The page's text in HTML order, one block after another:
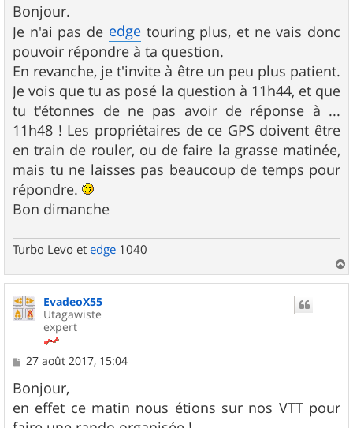
s
s
a
g
e
Bonjour.
Je n'ai pas de edgetouring plus, et ne vais donc
pouvoir répondre à ta question.
En revanche, je t'invite à être un peu plus patient.
Je vois que tu as posé la question à 11h44, et que
tu t'étonnes de ne pas avoir de réponse à ...
11h48 ! Les propriétaires de ce GPS doivent être
en train de rouler, ou de faire la grasse matinée,
mais tu ne laisses pas beaucoup de temps pour
répondre.
Bon dimanche
Turbo Levo et edge 1040
a
EvadeoX55
Utagawiste
expert
M
s
s
a
g
27 août 2017, 15:04
Bonjour,
en effet ce matin nous étions sur nos VTT pour